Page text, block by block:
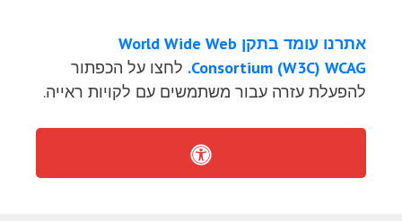
אתרנו עומד בתקן World Wide Web
Consortium (W3C) WCAG. לחצו על הכפתור
להפעלת עזרה עבור משתמשים עם לקויות ראייה.